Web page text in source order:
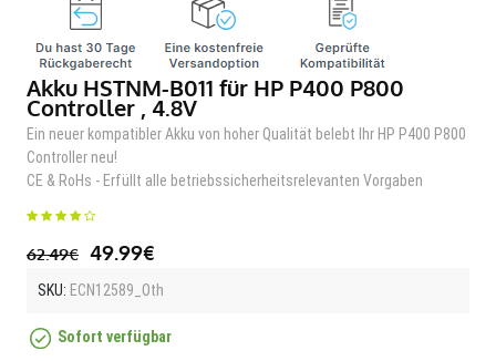
Akku HSTNM-B011 für HP P400 P800
Controller , 4.8V
Ein neuer kompatibler Akku von hoher Qualität belebt Ihr HP P400 P800
Controller neu!
CE & RoHs - Erfüllt alle betriebssicherheitsrelevanten Vorgaben
62.49€ 49.99€
SKU: ECN12589_Oth
Sofort verfügbar